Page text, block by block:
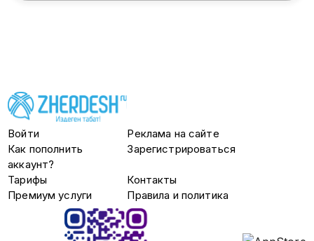
Войти
Реклама на сайте
Как пополнить
аккаунт?
Зарегистрироваться
Тарифы
Контакты
Премиум услуги
Правила и политика